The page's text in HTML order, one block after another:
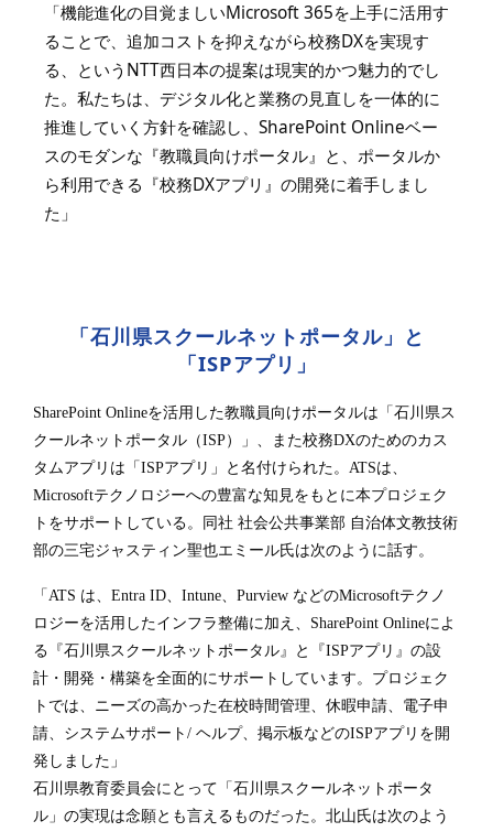
「機能進化の目覚ましいMicrosoft 365を上手に活用す
ることで、追加コストを抑えながら校務DXを実現す
る、というNTT西日本の提案は現実的かつ魅力的でし
た。私たちは、デジタル化と業務の見直しを一体的に
推進していく方針を確認し、SharePoint Onlineベー
スのモダンな『教職員向けポータル』と、ポータルか
ら利用できる『校務DXアプリ』の開発に着手しまし
た」
「石川県スクールネットポータル」と
「ISPアプリ」
SharePoint Onlineを活用した教職員向けポータルは「石川県ス
クールネットポータル（ISP）」、また校務DXのためのカス
タムアプリは「ISPアプリ」と名付けられた。ATSは、
Microsoftテクノロジーへの豊富な知見をもとに本プロジェク
トをサポートしている。同社 社会公共事業部 自治体文教技術
部の三宅ジャスティン聖也エミール氏は次のように話す。
「ATS は、Entra ID、Intune、Purview などのMicrosoftテクノ
ロジーを活用したインフラ整備に加え、SharePoint Onlineによ
る『石川県スクールネットポータル』と『ISPアプリ』の設
計・開発・構築を全面的にサポートしています。プロジェク
トでは、ニーズの高かった在校時間管理、休暇申請、電子申
請、システムサポート/ ヘルプ、掲示板などのISPアプリを開
発しました」
石川県教育委員会にとって「石川県スクールネットポータ
ル」の実現は念願とも言えるものだった。北山氏は次のよう